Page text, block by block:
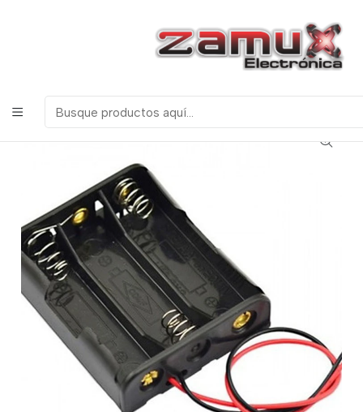
ELECTRONICOS, ROBOTICA & TECNOLOGIA
Miscelanea
Portapilas
PORTAPILA 3 PILAS AA